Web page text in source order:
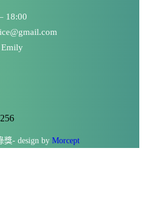
18:00
獎- design by Morcept